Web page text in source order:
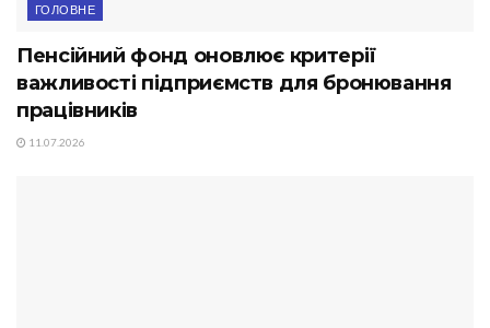
ГОЛОВНЕ
Пенсійний фонд оновлює критерії
важливості підприємств для бронювання
працівників
11.07.2026